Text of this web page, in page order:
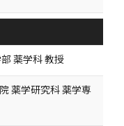
薬学科 教授
薬学研究科 薬学専